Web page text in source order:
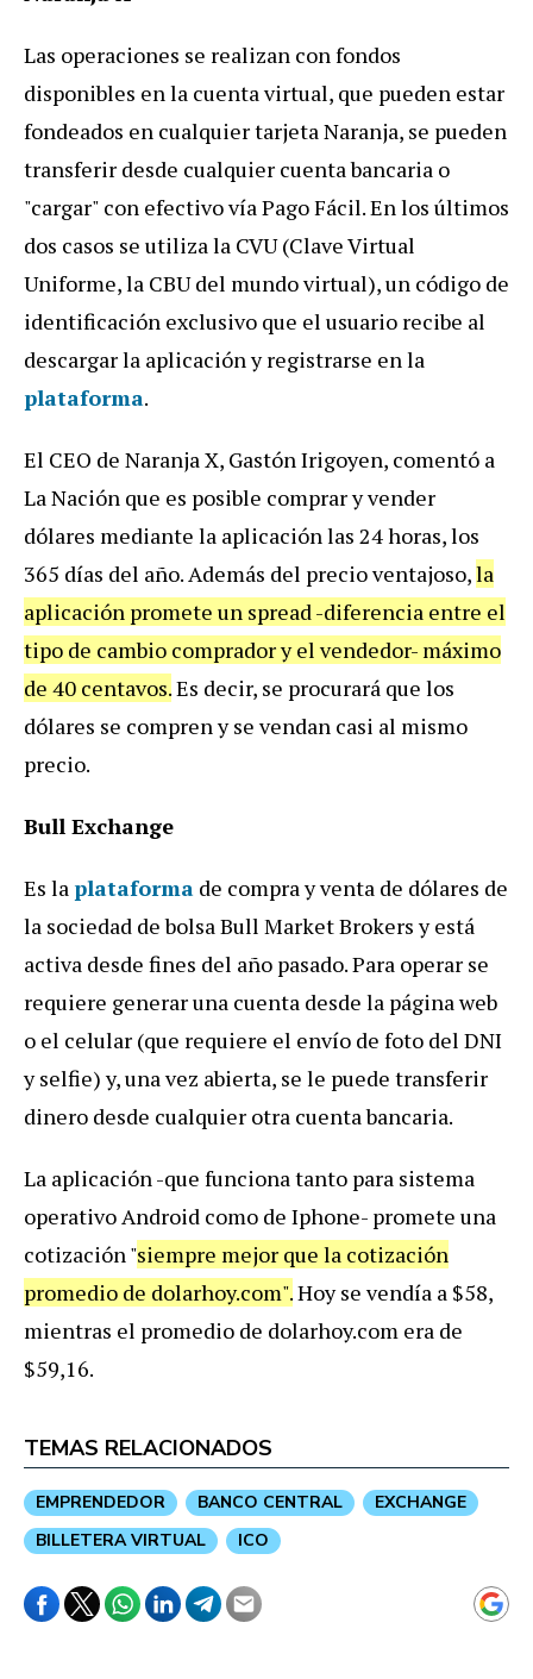
Las operaciones se realizan con fondos
disponibles en la cuenta virtual, que pueden estar
fondeados en cualquier tarjeta Naranja, se pueden
transferir desde cualquier cuenta bancaria o
"cargar" con efectivo vía Pago Fácil. En los últimos
dos casos se utiliza la CVU (Clave Virtual
Uniforme, la CBU del mundo virtual), un código de
identificación exclusivo que el usuario recibe al
descargar la aplicación y registrarse en la
plataforma.
El CEO de Naranja X, Gastón Irigoyen, comentó a
La Nación que es posible comprar y vender
dólares mediante la aplicación las 24 horas, los
365 días del año. Además del precio ventajoso,la
aplicación promete un spread -diferencia entre el
tipo de cambio comprador y el vendedor- máximo
de 40 centavos.Es decir, se procurará que los
dólares se compren y se vendan casi al mismo
precio.
Bull Exchange
Es laplataforma de compra y venta de dólares de
la sociedad de bolsa Bull Market Brokers y está
activa desde fines del año pasado.Para operar se
requiere generar una cuenta desde la página web
o el celular (que requiere el envío de foto del DNI
y selfie) y, una vez abierta, se le puede transferir
dinero desde cualquier otra cuenta bancaria.
La aplicación -que funciona tanto para sistema
operativo Android como de Iphone- promete una
cotización "siempre mejor que la cotización
promedio de dolarhoy.com".Hoy se vendía a $58,
mientras el promedio de dolarhoy.com era de
$59,16.
TEMAS RELACIONADOS
EMPRENDEDOR BANCO CENTRAL
EXCHANGE
BILLETERA VIRTUAL
ICO